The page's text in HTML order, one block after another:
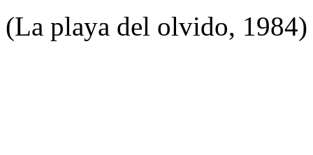
(La playa del olvido, 1984)